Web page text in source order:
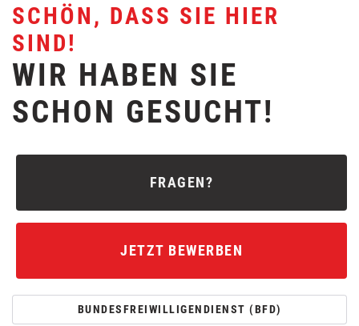
SCHÖN, DASS SIE HIER
SIND!
WIR HABEN SIE
SCHON GESUCHT!
FRAGEN?
JETZT BEWERBEN
BUNDESFREIWILLIGENDIENST (BFD)